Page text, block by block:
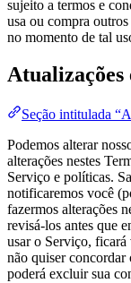
sujeito a termos e
usa ou compra
no momento de tal
Atualizações
Seção intitulada
Podemos alterar
alterações nestes
Serviço e políticas.
notificaremos você
fazermos alterações
revisá-los antes que
usar o Serviço, ficará
não quiser concordar
poderá excluir sua